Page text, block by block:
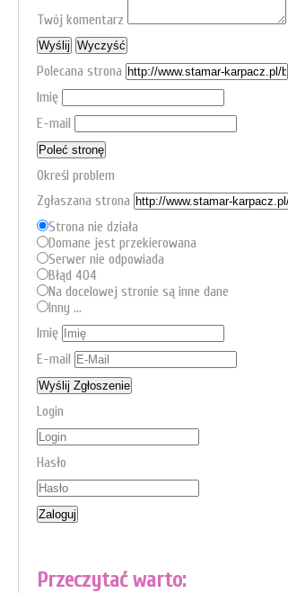
Twój komentarz
Polecana strona
Imię
E-mail
Określ problem
Zgłaszana strona
Strona nie działa
Domane jest przekierowana
Serwer nie odpowiada
Błąd 404
Na docelowej stronie są inne dane
Inny ...
Imię
E-mail
Login
Hasło
Przeczytać warto: